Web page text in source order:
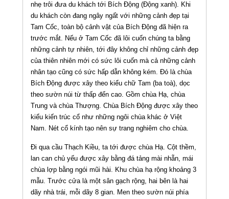
nhẹ trôi đưa du khách tới Bích Động (Động xanh). Khi
du khách còn đang ngây ngất với những cảnh đẹp tại
Tam Cốc, toàn bộ cảnh vật của Bích Động đã hiện ra
trước mắt. Nếu ở Tam Cốc đã lôi cuốn chúng ta bằng
những cảnh tự nhiên, tới đây không chỉ những cảnh đẹp
của thiên nhiên mới có sức lôi cuốn mà cả những cảnh
nhân tạo cũng có sức hấp dẫn không kém. Đó là chùa
Bích Động được xây theo kiểu chữ Tam (ba toà), dọc
theo sườn núi từ thấp đến cao. Gồm chùa Hạ, chùa
Trung và chùa Thượng. Chùa Bích Động được xây theo
kiểu kiến trúc cổ như những ngôi chùa khác ở Việt
Nam. Nét cổ kính tạo nên sự trang nghiêm cho chùa.
Đi qua cầu Thạch Kiều, ta tới được chùa Hạ. Cột thềm,
lan can chủ yếu được xây bằng đá tảng mài nhẵn, mái
chùa lợp bằng ngói mũi hài. Khu chùa hạ rộng khoảng 3
mẫu. Trước cửa là một sân gạch rộng, hai bên là hai
dãy nhà trái, mỗi dãy 8 gian. Men theo sườn núi phía